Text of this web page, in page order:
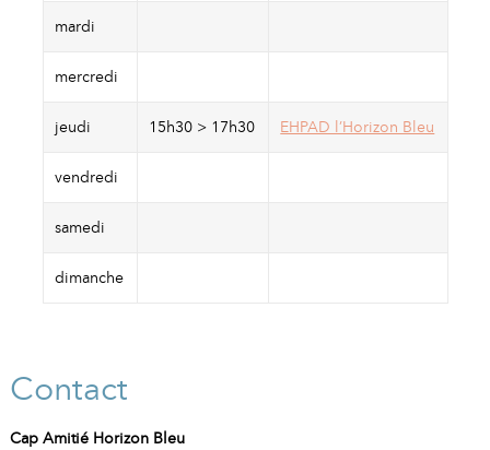
mardi
mercredi
jeudi 15h30 > 17h30 EHPAD l’Horizon Bleu
vendredi
samedi
dimanche
Contact
Cap Amitié Horizon Bleu